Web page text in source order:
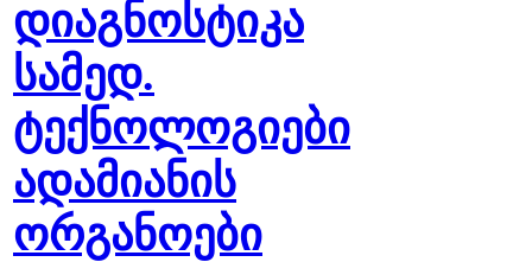
დიაგნოსტიკა
სამედ.
ტექნოლოგიები
ადამიანის
ორგანოები